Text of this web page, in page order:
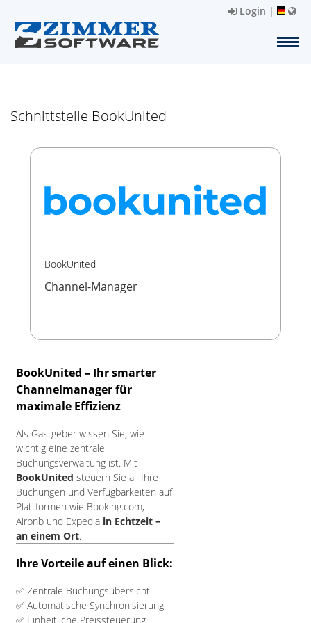
Login |
Schnittstelle BookUnited
BookUnited
Channel-Manager
BookUnited – Ihr smarter
Channelmanager für
maximale Effizienz
Als Gastgeber wissen Sie, wie
wichtig eine zentrale
Buchungsverwaltung ist. Mit
BookUnited steuern Sie all Ihre
Buchungen und Verfügbarkeiten auf
Plattformen wie Booking.com,
Airbnb und Expedia in Echtzeit –
an einem Ort.
Ihre Vorteile auf einen Blick:
✅ Zentrale Buchungsübersicht
✅ Automatische Synchronisierung
✅ Einheitliche Preissteuerung